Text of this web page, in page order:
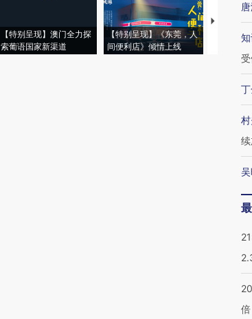
【特别呈现】澳门全力探
索葡语国家新渠道
【特别呈现】《东莞，人
间便利店》倾情上线
【推广】
会，让数
倍